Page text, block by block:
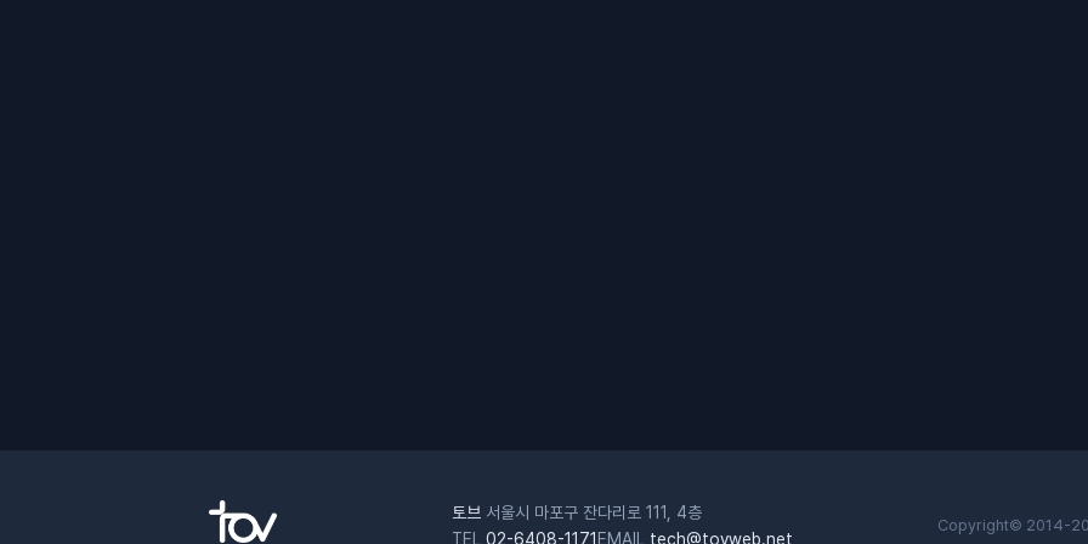
토브 서울시 마포구 잔다리로 111, 4층
TEL 02-6408-1171EMAIL tech@tovweb.net
Copyright© 2014-